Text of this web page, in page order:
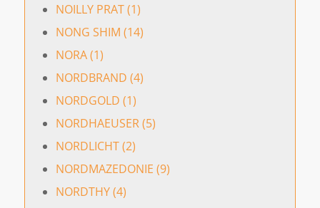
NOILLY PRAT (1)
NONG SHIM (14)
NORA (1)
NORDBRAND (4)
NORDGOLD (1)
NORDHAEUSER (5)
NORDLICHT (2)
NORDMAZEDONIE (9)
NORDTHY (4)